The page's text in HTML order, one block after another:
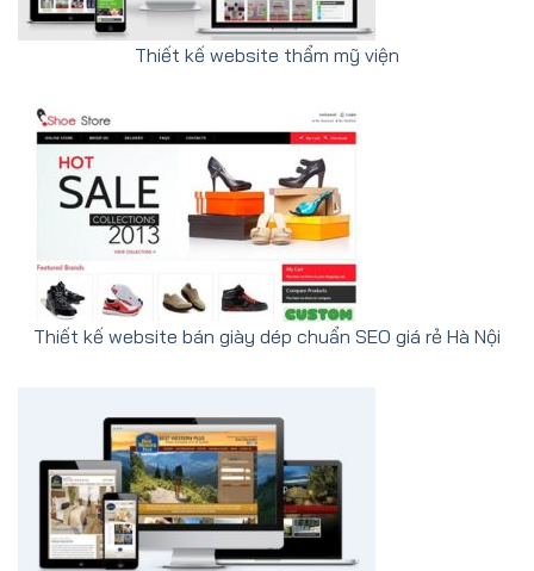
Thiết kế website thẩm mỹ viện
Thiết kế website bán giày dép chuẩn SEO giá rẻ Hà Nội